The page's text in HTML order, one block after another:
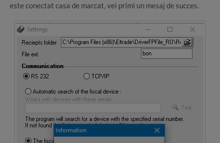
este conectat casa de marcat, vei primi un mesaj de succes.